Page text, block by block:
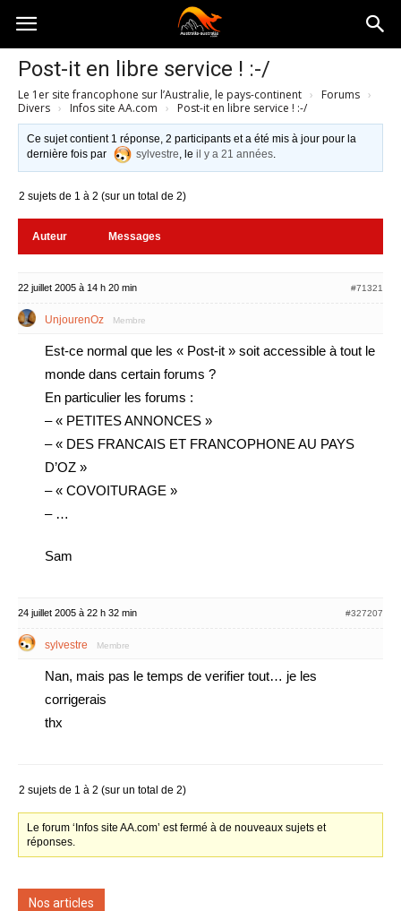
Australia-
australie.com
Post-it en libre service ! :-/
Le 1er site francophone sur l’Australie, le pays-continent › Forums ›
Divers › Infos site AA.com › Post-it en libre service ! :-/
Ce sujet contient 1 réponse, 2 participants et a été mis à jour pour la
dernière fois par
sylvestre, leil y a 21 années.
2 sujets de 1 à 2 (sur un total de 2)
Auteur Messages
22 juillet 2005 à 14 h 20 min #71321
UnjourenOz Membre
Est-ce normal que les « Post-it » soit accessible à tout le
monde dans certain forums ?
En particulier les forums :
– « PETITES ANNONCES »
– « DES FRANCAIS ET FRANCOPHONE AU PAYS
D’OZ »
– « COVOITURAGE »
– …
Sam
24 juillet 2005 à 22 h 32 min #327207
sylvestre Membre
Nan, mais pas le temps de verifier tout… je les
corrigerais
thx
2 sujets de 1 à 2 (sur un total de 2)
Le forum ‘Infos site AA.com’ est fermé à de nouveaux sujets et
réponses.
Nos articles